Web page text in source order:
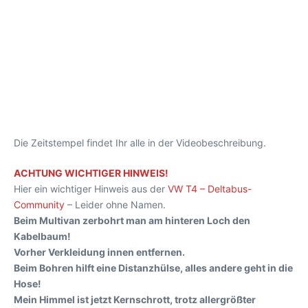
Die Zeitstempel findet Ihr alle in der Videobeschreibung.
ACHTUNG WICHTIGER HINWEIS!
Hier ein wichtiger Hinweis aus der VW T4 – Deltabus-
Community – Leider ohne Namen.
Beim Multivan zerbohrt man am hinteren Loch den
Kabelbaum!
Vorher Verkleidung innen entfernen.
Beim Bohren hilft eine Distanzhülse, alles andere geht in die
Hose!
Mein Himmel ist jetzt Kernschrott, trotz allergrößter